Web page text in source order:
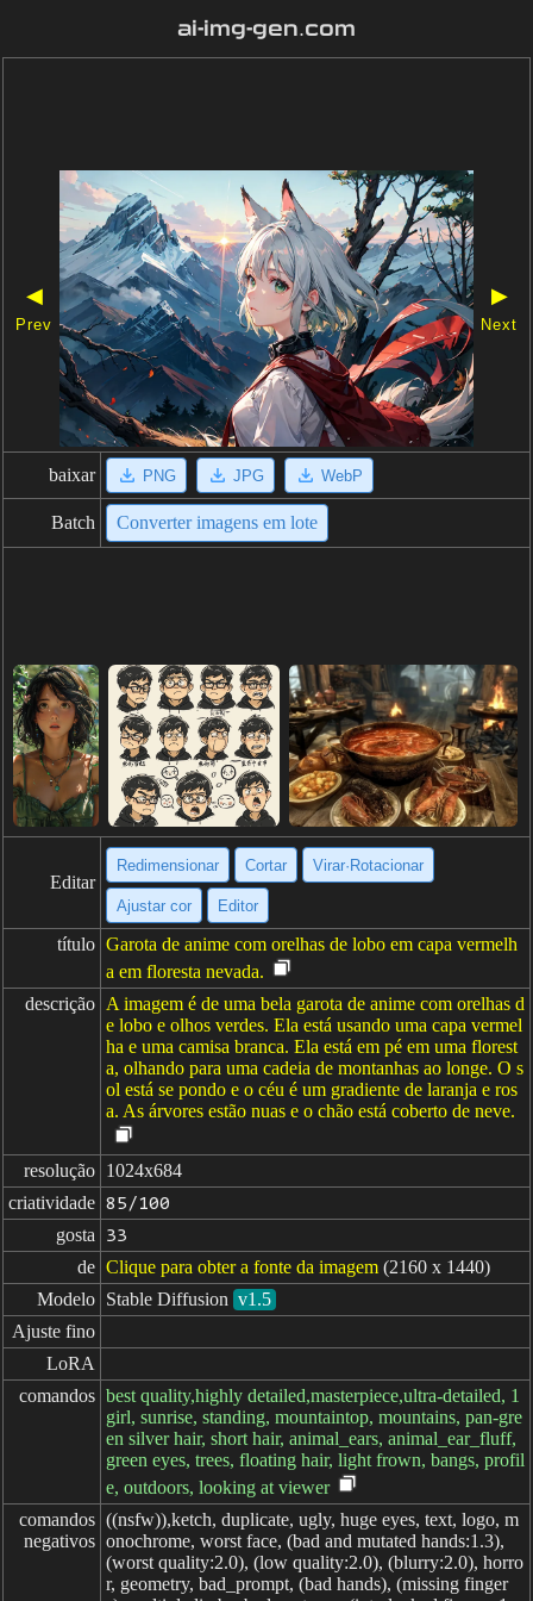
ai-img-gen.com
◀
Prev
▶
Next
baixar PNG JPG WebP
Batch Converter imagens em lote
Editar
Redimensionar Cortar Virar·Rotacionar
Ajustar cor Editor
título Garota de anime com orelhas de lobo em capa vermelh
a em floresta nevada.
descrição A imagem é de uma bela garota de anime com orelhas d
e lobo e olhos verdes. Ela está usando uma capa vermel
ha e uma camisa branca. Ela está em pé em uma florest
a, olhando para uma cadeia de montanhas ao longe. O s
ol está se pondo e o céu é um gradiente de laranja e ros
a. As árvores estão nuas e o chão está coberto de neve.
resolução 1024x684
criatividade 85/100
gosta 33
de Clique para obter a fonte da imagem (2160 x 1440)
Modelo Stable Diffusion v1.5
Ajuste fino
LoRA
comandos best quality,highly detailed,masterpiece,ultra-detailed, 1
girl, sunrise, standing, mountaintop, mountains, pan-gre
en silver hair, short hair, animal_ears, animal_ear_fluff,
green eyes, trees, floating hair, light frown, bangs, profil
e, outdoors, looking at viewer
comandos
negativos
((nsfw)),ketch, duplicate, ugly, huge eyes, text, logo, m
onochrome, worst face, (bad and mutated hands:1.3),
(worst quality:2.0), (low quality:2.0), (blurry:2.0), horro
r, geometry, bad_prompt, (bad hands), (missing finger